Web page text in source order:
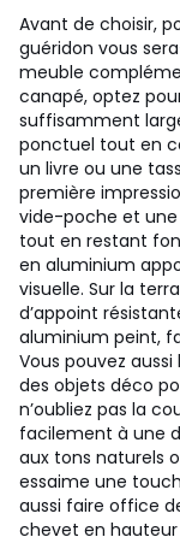
Avant de choisir,
guéridon vous
meuble
canapé, optez
suffisamment
ponctuel tout en
un livre ou une
première
vide-poche et
tout en restant
en aluminium
visuelle. Sur la
d’appoint
aluminium peint,
Vous pouvez
des objets déco
n’oubliez pas la
facilement à une
aux tons naturels
essaime une
aussi faire office
chevet en hauteur